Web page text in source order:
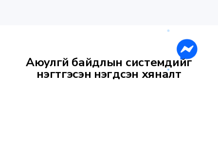
Аюулгүй байдлын системүүдийг
нэгтгэсэн нэгдсэн хяналт